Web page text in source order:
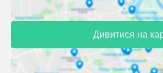
Дивитися на